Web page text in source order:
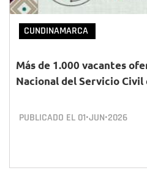
CUNDINAMARCA
Más de 1.000 vacantes
Nacional del Servicio Civil
PUBLICADO EL 01•JUN•2026